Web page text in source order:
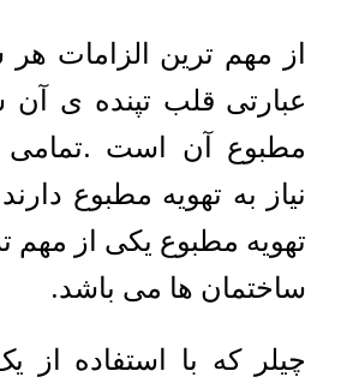
از مهم ترین الزامات هر
عبارتی قلب تپنده ی آن
مطبوع آن است .تمامی
نیاز به تهویه مطبوع
تهویه مطبوع یکی از مهم
ساختمان ها می باشد.
چیلر که با استفاده از